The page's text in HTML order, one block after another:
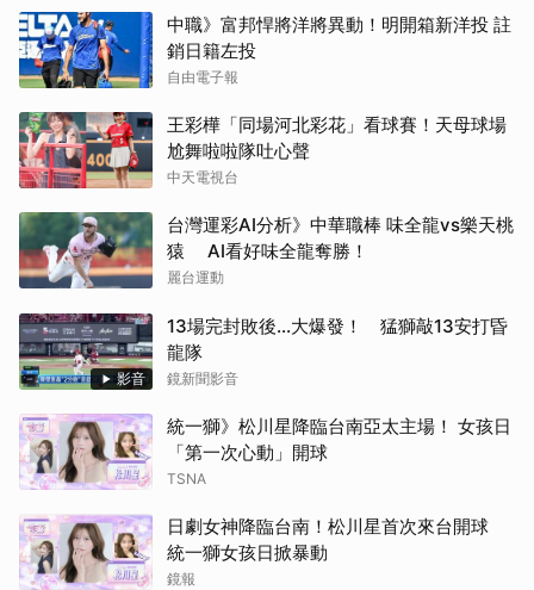
中職》富邦悍將洋將異動！明開箱新洋投 註
銷日籍左投
自由電子報
王彩樺「同場河北彩花」看球賽！天母球場
尬舞啦啦隊吐心聲
中天電視台
台灣運彩AI分析》中華職棒 味全龍vs樂天桃
猿 AI看好味全龍奪勝！
麗台運動
影音
13場完封敗後...大爆發！ 猛獅敲13安打昏
龍隊
鏡新聞影音
統一獅》松川星降臨台南亞太主場！ 女孩日
「第一次心動」開球
TSNA
日劇女神降臨台南！松川星首次來台開球
統一獅女孩日掀暴動
鏡報